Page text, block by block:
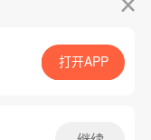
App免费看
打开APP